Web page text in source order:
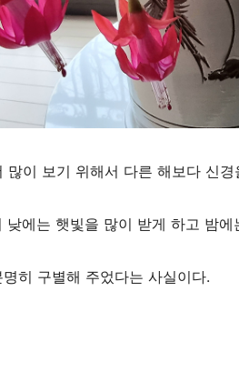
많이 보기 위해서 다른 해보다 신경
낮에는 햇빛을 많이 받게 하고 밤
히 구별해 주었다는 사실이다.